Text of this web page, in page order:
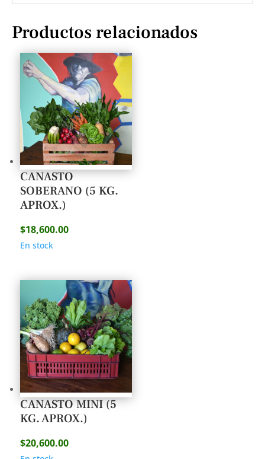
Productos relacionados
CANASTO
SOBERANO (5 KG.
APROX.)
$18,600.00
En stock
CANASTO MINI (5
KG. APROX.)
$20,600.00